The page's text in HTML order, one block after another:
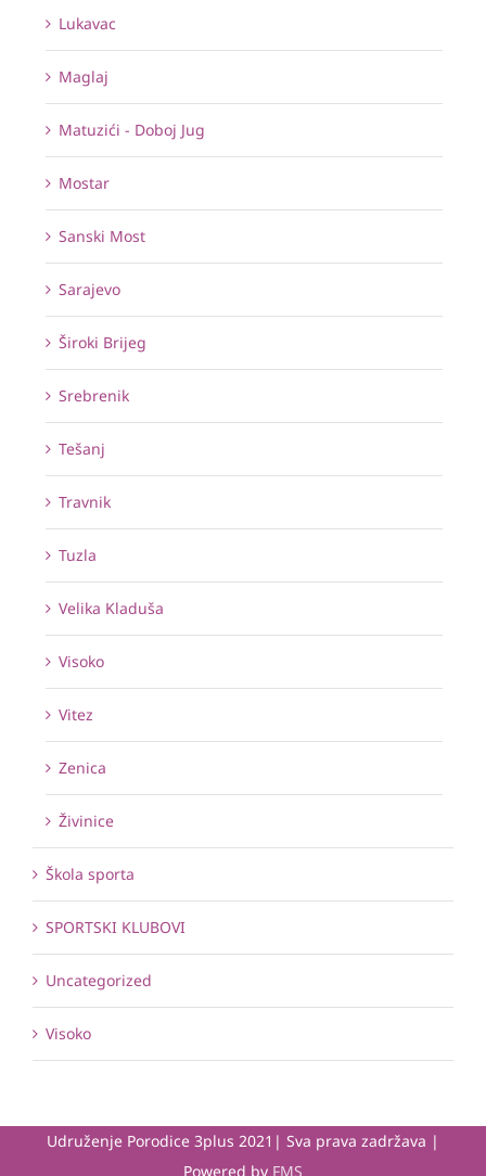
Lukavac
Maglaj
Matuzići - Doboj Jug
Mostar
Sanski Most
Sarajevo
Široki Brijeg
Srebrenik
Tešanj
Travnik
Tuzla
Velika Kladuša
Visoko
Vitez
Zenica
Živinice
Škola sporta
SPORTSKI KLUBOVI
Uncategorized
Visoko
Udruženje Porodice 3plus 2021| Sva prava zadržava |
Powered by FMS